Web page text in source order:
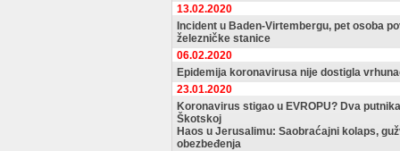
13.02.2020
Incident u Baden-Virtembergu, pet osoba
železničke stanice
06.02.2020
Epidemija koronavirusa nije dostigla
23.01.2020
Koronavirus stigao u EVROPU? Dva
Škotskoj
Haos u Jerusalimu: Saobraćajni kolaps,
obezbeđenja